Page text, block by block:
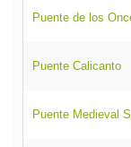
Puente de los
Puente Calicanto
Puente Medieval